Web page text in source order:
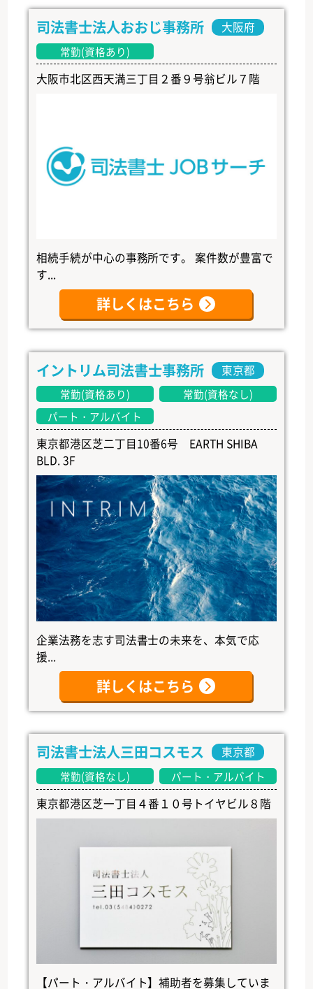
司法書士法人おおじ事務所 大阪府
常勤(資格あり)
大阪市北区西天満三丁目２番９号翁ビル７階
相続手続が中心の事務所です。 案件数が豊富で
す...
詳しくはこちら
イントリム司法書士事務所 東京都
常勤(資格あり)
常勤(資格なし)
パート・アルバイト
東京都港区芝二丁目10番6号 EARTH SHIBA
BLD. 3F
企業法務を志す司法書士の未来を、本気で応
援...
詳しくはこちら
司法書士法人三田コスモス 東京都
常勤(資格なし) パート・アルバイト
東京都港区芝一丁目４番１０号トイヤビル８階
【パート・アルバイト】補助者を募集していま